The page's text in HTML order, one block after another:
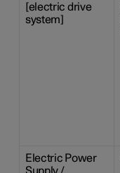
[electric drive
system]
Electric Power
Supply /